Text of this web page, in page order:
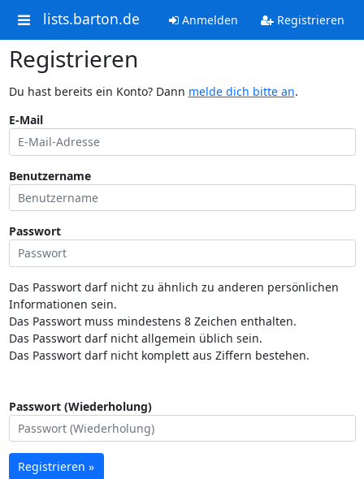
lists.barton.de Anmelden Registrieren
Registrieren
Du hast bereits ein Konto? Dann melde dich bitte an.
E-Mail
Benutzername
Passwort
Das Passwort darf nicht zu ähnlich zu anderen persönlichen
Informationen sein.
Das Passwort muss mindestens 8 Zeichen enthalten.
Das Passwort darf nicht allgemein üblich sein.
Das Passwort darf nicht komplett aus Ziffern bestehen.
Passwort (Wiederholung)
Registrieren »